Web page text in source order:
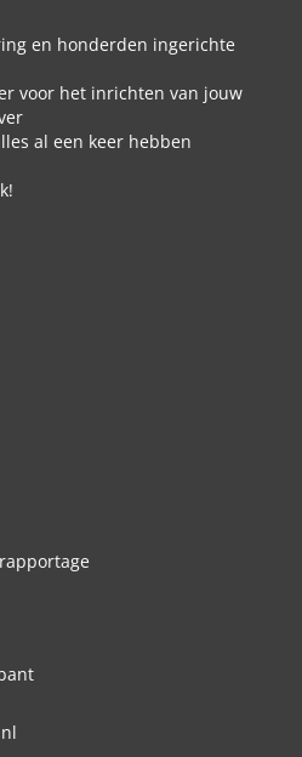
en honderden ingerichte
voor het inrichten van jouw
al een keer hebben